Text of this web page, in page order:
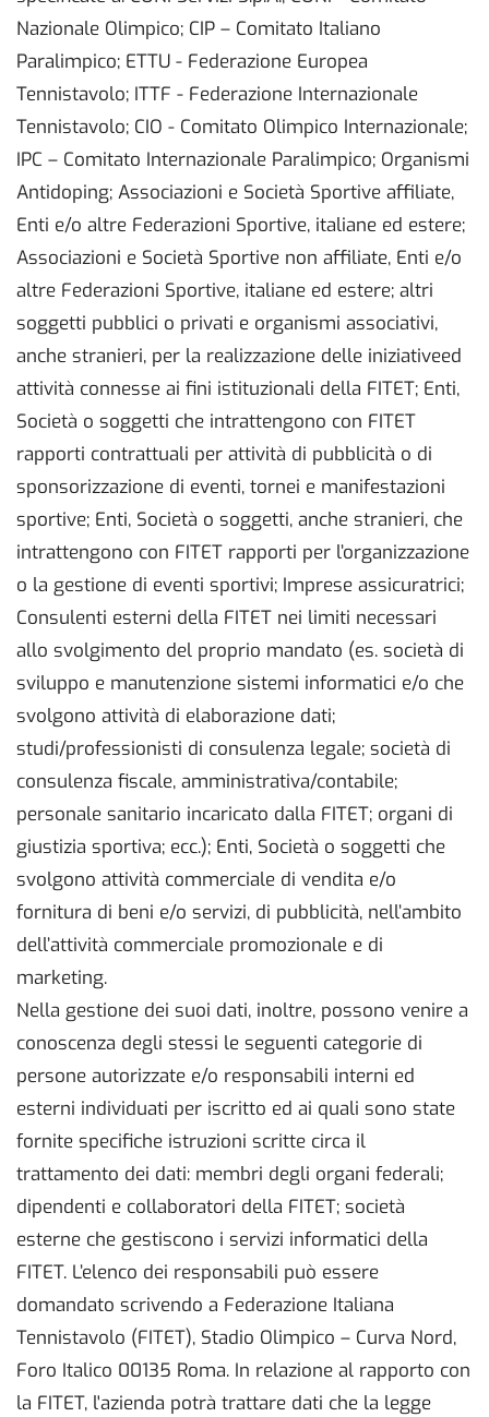
Nazionale Olimpico; CIP – Comitato Italiano
Paralimpico; ETTU - Federazione Europea
Tennistavolo; ITTF - Federazione Internazionale
Tennistavolo; CIO - Comitato Olimpico Internazionale;
IPC – Comitato Internazionale Paralimpico; Organismi
Antidoping; Associazioni e Società Sportive affiliate,
Enti e/o altre Federazioni Sportive, italiane ed estere;
Associazioni e Società Sportive non affiliate, Enti e/o
altre Federazioni Sportive, italiane ed estere; altri
soggetti pubblici o privati e organismi associativi,
anche stranieri, per la realizzazione delle iniziativeed
attività connesse ai fini istituzionali della FITET; Enti,
Società o soggetti che intrattengono con FITET
rapporti contrattuali per attività di pubblicità o di
sponsorizzazione di eventi, tornei e manifestazioni
sportive; Enti, Società o soggetti, anche stranieri, che
intrattengono con FITET rapporti per l’organizzazione
o la gestione di eventi sportivi; Imprese assicuratrici;
Consulenti esterni della FITET nei limiti necessari
allo svolgimento del proprio mandato (es. società di
sviluppo e manutenzione sistemi informatici e/o che
svolgono attività di elaborazione dati;
studi/professionisti di consulenza legale; società di
consulenza fiscale, amministrativa/contabile;
personale sanitario incaricato dalla FITET; organi di
giustizia sportiva; ecc.); Enti, Società o soggetti che
svolgono attività commerciale di vendita e/o
fornitura di beni e/o servizi, di pubblicità, nell’ambito
dell’attività commerciale promozionale e di
marketing.
Nella gestione dei suoi dati, inoltre, possono venire a
conoscenza degli stessi le seguenti categorie di
persone autorizzate e/o responsabili interni ed
esterni individuati per iscritto ed ai quali sono state
fornite specifiche istruzioni scritte circa il
trattamento dei dati: membri degli organi federali;
dipendenti e collaboratori della FITET; società
esterne che gestiscono i servizi informatici della
FITET. L’elenco dei responsabili può essere
domandato scrivendo a Federazione Italiana
Tennistavolo (FITET), Stadio Olimpico – Curva Nord,
Foro Italico 00135 Roma. In relazione al rapporto con
la FITET, l'azienda potrà trattare dati che la legge